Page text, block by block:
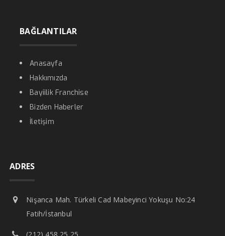
BAĞLANTILAR
Anasayfa
Hakkımızda
Bayiilik Franchise
Bizden Haberler
İletişim
ADRES
Nişanca Mah. Türkeli Cad Mabeyinci Yokuşu No:24
Fatih/İstanbul